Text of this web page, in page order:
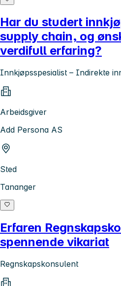
Har du studert
supply chain, og
verdifull erfaring?
Innkjøpsspesialist – Indirekte
Arbeidsgiver
Add Persona AS
Sted
Tananger
Erfaren
spennende vikariat
Regnskapskonsulent